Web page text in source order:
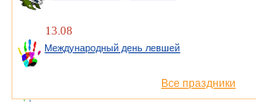
13.08
Международный день левшей
Все праздники